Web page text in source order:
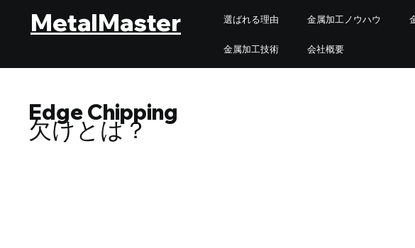
MetalMaster 選ばれる理由 金属加工ノウハウ
金属加工技術 会社概要
Edge Chipping
欠けとは？